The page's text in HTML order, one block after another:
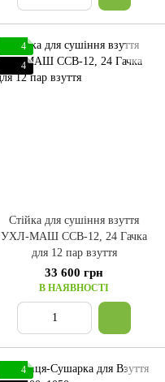
4
4
Стійка для сушіння взуття
УХЛ-МАШ ССВ-12, 24 Гачка
для 12 пар взуття
33 600 грн
В НАЯВНОСТІ
4